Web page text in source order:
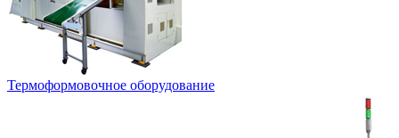
Термоформовочное оборудование